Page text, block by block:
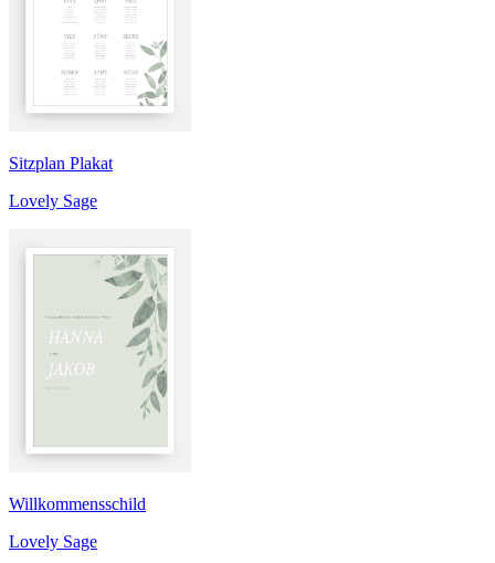
Sitzplan Plakat
Lovely Sage
Willkommensschild
Lovely Sage